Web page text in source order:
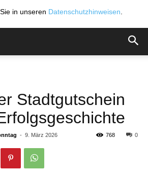
in unseren Datenschutzhinweisen
Stadtgutschein
- 9. März 2026 0
768